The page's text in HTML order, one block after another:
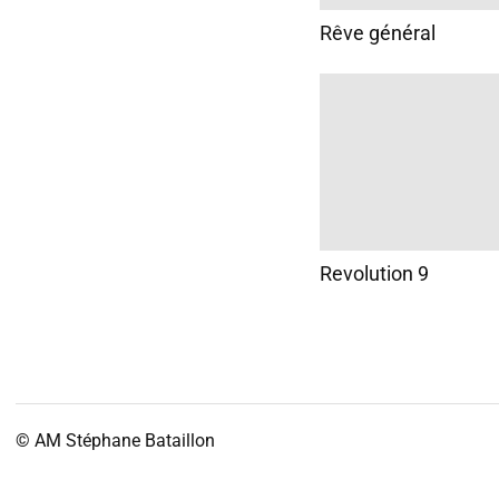
Rêve général
Revolution 9
© AM Stéphane Bataillon